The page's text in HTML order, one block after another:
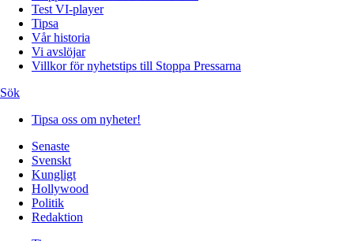
Test VI-player
Tipsa
Vår historia
Vi avslöjar
Villkor för nyhetstips till Stoppa Pressarna
Sök
Tipsa oss om nyheter!
Senaste
Svenskt
Kungligt
Hollywood
Politik
Redaktion